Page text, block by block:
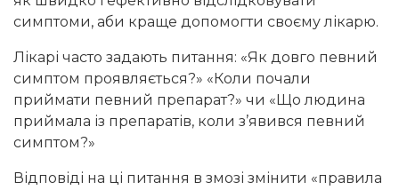
симптоми, аби краще допомогти своєму лікарю.
Лікарі часто задають питання: «Як довго певний
симптом проявляється?» «Коли почали
приймати певний препарат?» чи «Що людина
приймала із препаратів, коли з’явився певний
симптом?»
Відповіді на ці питання в змозі змінити «правила